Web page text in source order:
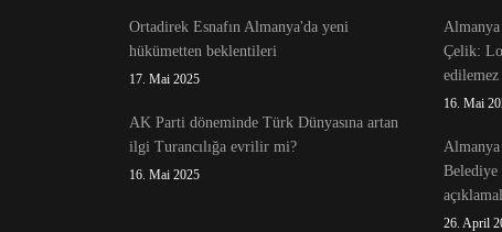
Ortadirek Esnafın Almanya'da yeni
hükümetten beklentileri
17. Mai 2025
AK Parti döneminde Türk Dünyasına artan
ilgi Turancılığa evrilir mi?
16. Mai 2025
Çelik:
edilemez
16. Mai
Belediye
26. April